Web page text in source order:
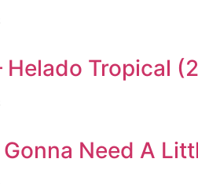
Helado Tropical
Gonna Need A